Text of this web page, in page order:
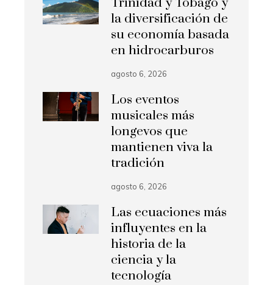
la diversificación de
su economía basada
en hidrocarburos
agosto 6, 2026
Los eventos
musicales más
longevos que
mantienen viva la
tradición
agosto 6, 2026
Las ecuaciones más
influyentes en la
historia de la
ciencia y la
tecnología